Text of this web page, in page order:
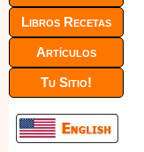
Libros Recetas
Artículos
Tu Sitio!